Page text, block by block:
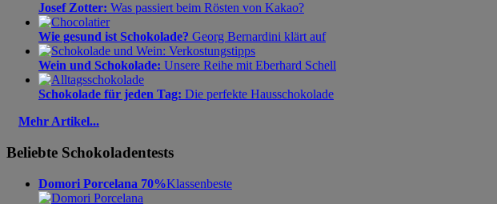
Josef Zotter: Was passiert beim Rösten von Kakao?
Wie gesund ist Schokolade? Georg Bernardini klärt auf
Wein und Schokolade: Unsere Reihe mit Eberhard Schell
Schokolade für jeden Tag: Die perfekte Hausschokolade
Mehr Artikel...
Beliebte Schokoladentests
Domori Porcelana 70%Klassenbeste